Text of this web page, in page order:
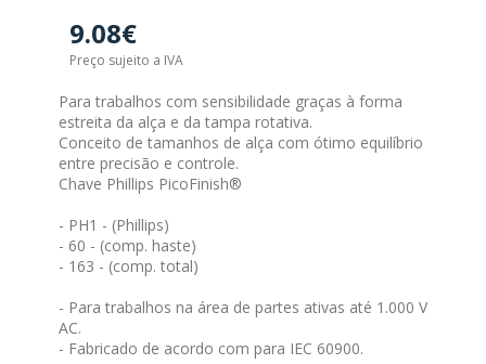
9.08€
Preço sujeito a IVA
Para trabalhos com sensibilidade graças à forma
estreita da alça e da tampa rotativa.
Conceito de tamanhos de alça com ótimo equilíbrio
entre precisão e controle.
Chave Phillips PicoFinish®
- PH1 - (Phillips)
- 60 - (comp. haste)
- 163 - (comp. total)
- Para trabalhos na área de partes ativas até 1.000 V
AC.
- Fabricado de acordo com para IEC 60900.